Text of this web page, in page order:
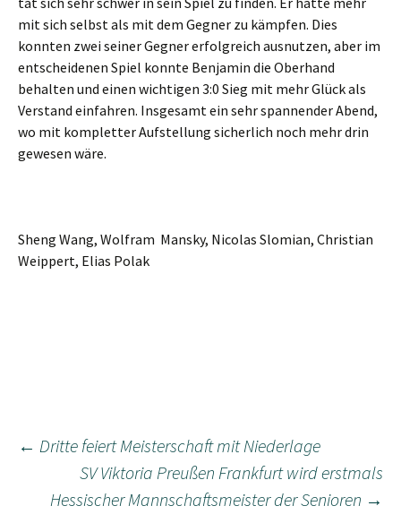
mit sich selbst als mit dem Gegner zu kämpfen. Dies
konnten zwei seiner Gegner erfolgreich ausnutzen, aber im
entscheidenen Spiel konnte Benjamin die Oberhand
behalten und einen wichtigen 3:0 Sieg mit mehr Glück als
Verstand einfahren. Insgesamt ein sehr spannender Abend,
wo mit kompletter Aufstellung sicherlich noch mehr drin
gewesen wäre.
Sheng Wang, Wolfram Mansky, Nicolas Slomian, Christian
Weippert, Elias Polak
Beitragsnavigation
← Dritte feiert Meisterschaft mit Niederlage
SV Viktoria Preußen Frankfurt wird erstmals
Hessischer Mannschaftsmeister der Senioren →